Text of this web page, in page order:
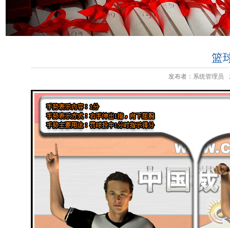
篮
发布者：系统管理员